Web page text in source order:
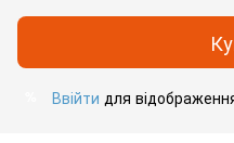
Ввійти для